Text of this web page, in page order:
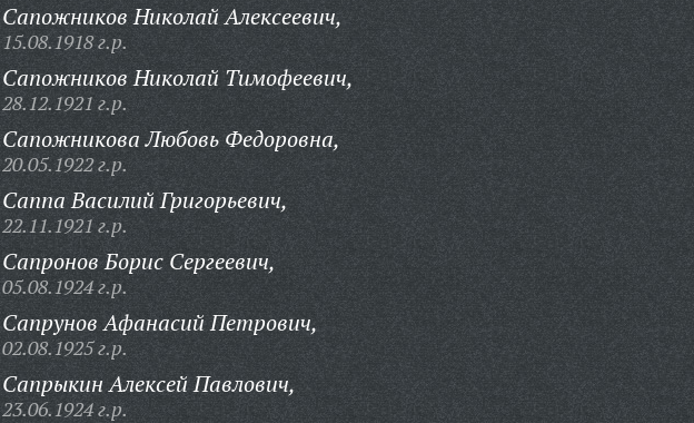
Сапожников Николай Алексеевич,
15.08.1918 г.р.
Сапожников Николай Тимофеевич,
28.12.1921 г.р.
Сапожникова Любовь Федоровна,
20.05.1922 г.р.
Саппа Василий Григорьевич,
22.11.1921 г.р.
Сапронов Борис Сергеевич,
05.08.1924 г.р.
Сапрунов Афанасий Петрович,
02.08.1925 г.р.
Сапрыкин Алексей Павлович,
23.06.1924 г.р.